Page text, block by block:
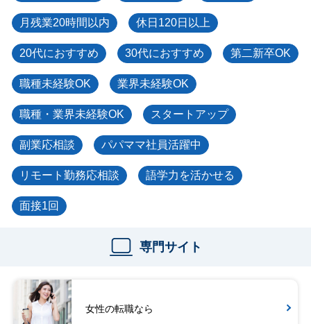
月残業20時間以内 休日120日以上
20代におすすめ 30代におすすめ 第二新卒OK
職種未経験OK 業界未経験OK
職種・業界未経験OK スタートアップ
副業応相談 パパママ社員活躍中
リモート勤務応相談 語学力を活かせる
面接1回
専門サイト
女性の転職なら